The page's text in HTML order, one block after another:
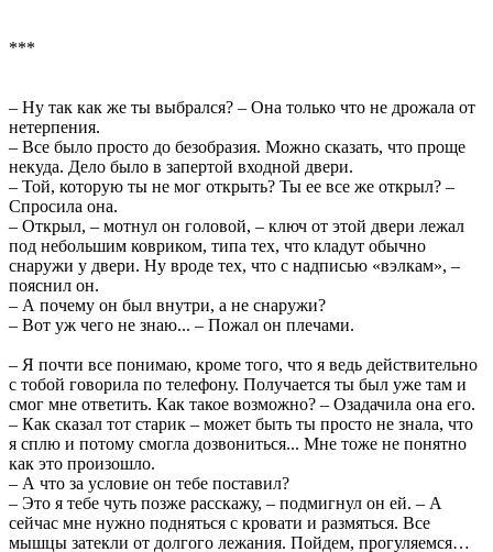
***
– Ну так как же ты выбрался? – Она только что не дрожала от
нетерпения.
– Все было просто до безобразия. Можно сказать, что проще
некуда. Дело было в запертой входной двери.
– Той, которую ты не мог открыть? Ты ее все же открыл? –
Спросила она.
– Открыл, – мотнул он головой, – ключ от этой двери лежал
под небольшим ковриком, типа тех, что кладут обычно
снаружи у двери. Ну вроде тех, что с надписью «вэлкам», –
пояснил он.
– А почему он был внутри, а не снаружи?
– Вот уж чего не знаю... – Пожал он плечами.
– Я почти все понимаю, кроме того, что я ведь действительно
с тобой говорила по телефону. Получается ты был уже там и
смог мне ответить. Как такое возможно? – Озадачила она его.
– Как сказал тот старик – может быть ты просто не знала, что
я сплю и потому смогла дозвониться... Мне тоже не понятно
как это произошло.
– А что за условие он тебе поставил?
– Это я тебе чуть позже расскажу, – подмигнул он ей. – А
сейчас мне нужно подняться с кровати и размяться. Все
мышцы затекли от долгого лежания. Пойдем, прогуляемся…